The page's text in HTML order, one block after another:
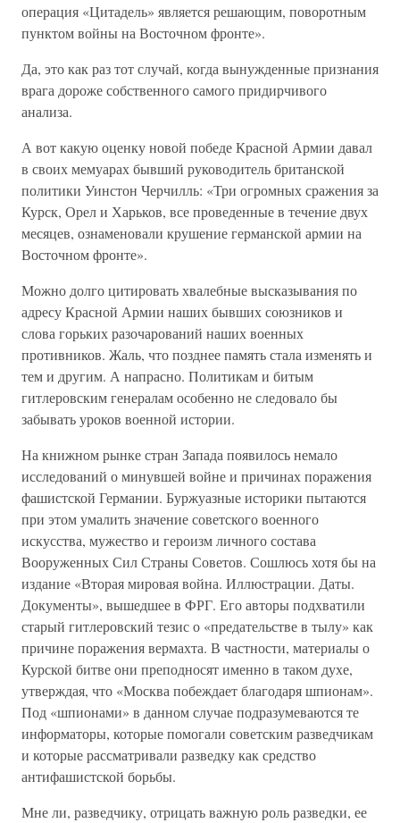
операция «Цитадель» является решающим, поворотным
пунктом войны на Восточном фронте».
Да, это как раз тот случай, когда вынужденные признания
врага дороже собственного самого придирчивого
анализа.
А вот какую оценку новой победе Красной Армии давал
в своих мемуарах бывший руководитель британской
политики Уинстон Черчилль: «Три огромных сражения за
Курск, Орел и Харьков, все проведенные в течение двух
месяцев, ознаменовали крушение германской армии на
Восточном фронте».
Можно долго цитировать хвалебные высказывания по
адресу Красной Армии наших бывших союзников и
слова горьких разочарований наших военных
противников. Жаль, что позднее память стала изменять и
тем и другим. А напрасно. Политикам и битым
гитлеровским генералам особенно не следовало бы
забывать уроков военной истории.
На книжном рынке стран Запада появилось немало
исследований о минувшей войне и причинах поражения
фашистской Германии. Буржуазные историки пытаются
при этом умалить значение советского военного
искусства, мужество и героизм личного состава
Вооруженных Сил Страны Советов. Сошлюсь хотя бы на
издание «Вторая мировая война. Иллюстрации. Даты.
Документы», вышедшее в ФРГ. Его авторы подхватили
старый гитлеровский тезис о «предательстве в тылу» как
причине поражения вермахта. В частности, материалы о
Курской битве они преподносят именно в таком духе,
утверждая, что «Москва побеждает благодаря шпионам».
Под «шпионами» в данном случае подразумеваются те
информаторы, которые помогали советским разведчикам
и которые рассматривали разведку как средство
антифашистской борьбы.
Мне ли, разведчику, отрицать важную роль разведки, ее